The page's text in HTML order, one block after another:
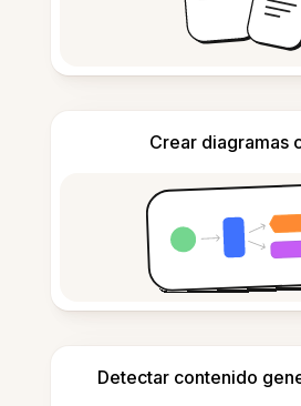
Crear diagramas
Detectar contenido